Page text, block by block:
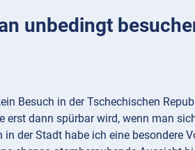
unbedingt
Besuch in der Tschechischen
erst dann spürbar wird, wenn man
der Stadt habe ich eine besondere